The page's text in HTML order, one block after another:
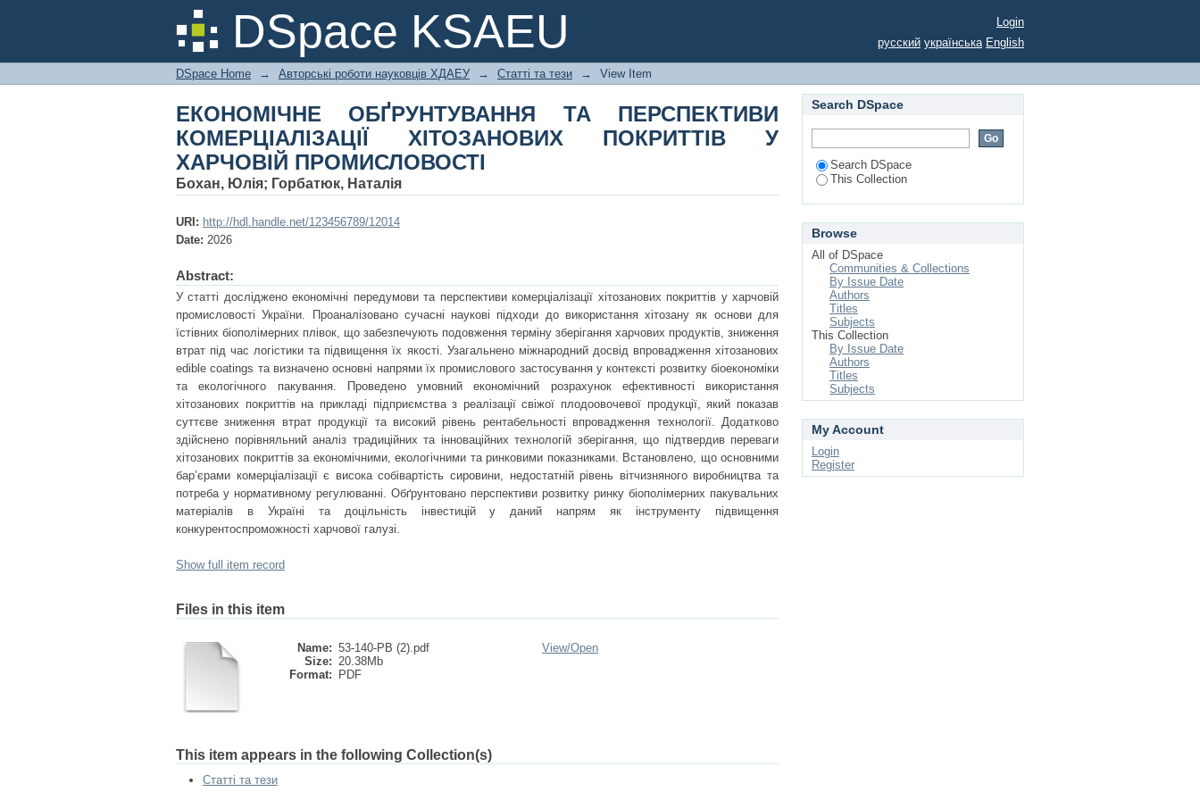
DSpace KSAEU
ЕКОНОМІЧНЕ ОБҐРУНТУВАННЯ ТА ПЕРСПЕКТИВИ КОМЕРЦІАЛІЗАЦІЇ
ХІТОЗАНОВИХ ПОКРИТТІВ У ХАРЧОВІЙ ПРОМИСЛОВОСТІ
Login
русский українська English
DSpace Home → Авторські роботи науковців ХДАЕУ → Статті та тези → View Item
ЕКОНОМІЧНЕ ОБҐРУНТУВАННЯ ТА ПЕРСПЕКТИВИ
КОМЕРЦІАЛІЗАЦІЇ ХІТОЗАНОВИХ ПОКРИТТІВ У
ХАРЧОВІЙ ПРОМИСЛОВОСТІ
Бохан, Юлія; Горбатюк, Наталія
URI: http://hdl.handle.net/123456789/12014
Date: 2026
Abstract:
У статті досліджено економічні передумови та перспективи комерціалізації хітозанових покриттів у харчовій
промисловості України. Проаналізовано сучасні наукові підходи до використання хітозану як основи для
їстівних біополімерних плівок, що забезпечують подовження терміну зберігання харчових продуктів, зниження
втрат під час логістики та підвищення їх якості. Узагальнено міжнародний досвід впровадження хітозанових
edible coatings та визначено основні напрями їх промислового застосування у контексті розвитку біоекономіки
та екологічного пакування. Проведено умовний економічний розрахунок ефективності використання
хітозанових покриттів на прикладі підприємства з реалізації свіжої плодоовочевої продукції, який показав
суттєве зниження втрат продукції та високий рівень рентабельності впровадження технології. Додатково
здійснено порівняльний аналіз традиційних та інноваційних технологій зберігання, що підтвердив переваги
хітозанових покриттів за економічними, екологічними та ринковими показниками. Встановлено, що основними
бар’єрами комерціалізації є висока собівартість сировини, недостатній рівень вітчизняного виробництва та
потреба у нормативному регулюванні. Обґрунтовано перспективи розвитку ринку біополімерних пакувальних
матеріалів в Україні та доцільність інвестицій у даний напрям як інструменту підвищення
конкурентоспроможності харчової галузі.
Show full item record
Files in this item
Name: 53-140-PB (2).pdf
Size: 20.38Mb
Format:
PDF
View/Open
This item appears in the following Collection(s)
Статті та тези
Search DSpace
Search DSpace
This Collection
Browse
All of DSpace
Communities & Collections
By Issue Date
Authors
Titles
Subjects
This Collection
By Issue Date
Authors
Titles
Subjects
My Account
Login
Register